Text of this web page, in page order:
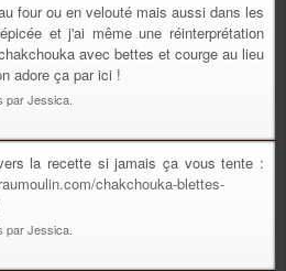
four ou en velouté mais aussi dans les
et j'ai même une réinterprétation
avec bettes et courge au lieu
adore ça par ici !
par Jessica.
la recette si jamais ça vous tente :
chakchouka-blettes-
par Jessica.